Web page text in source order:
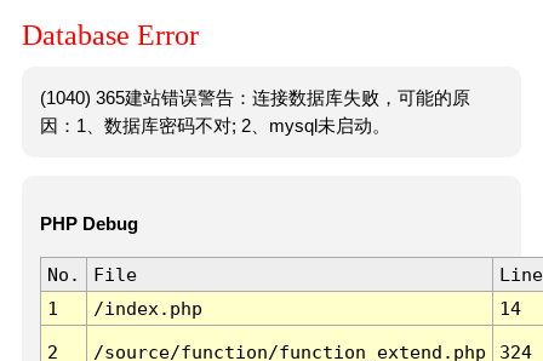
Database Error
(1040) 365建站错误警告：连接数据库失败，可能的原
因：1、数据库密码不对; 2、mysql未启动。
PHP Debug
No. File
Line
1
/index.php 14
2 /source/function/function_extend.php 324